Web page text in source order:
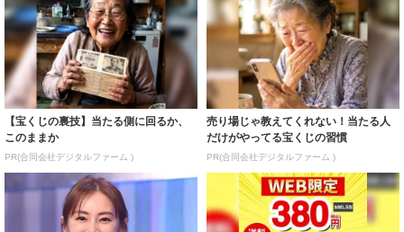
【宝くじの裏技】当たる側に回るか、
このままか
PR(合同会社デジタルファーム )
売り場じゃ教えてくれない！当たる人
だけがやってる宝くじの習慣
PR(合同会社デジタルファーム )